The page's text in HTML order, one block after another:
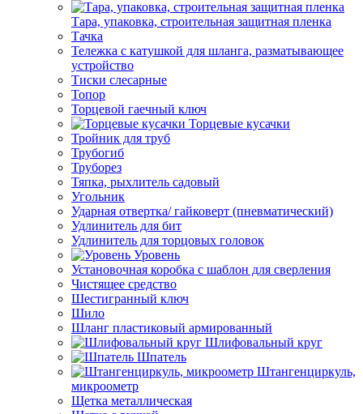
Тара, упаковка, строительная защитная пленка
Тачка
Тележка с катушкой для шланга, разматывающее
устройство
Тиски слесарные
Топор
Торцевой гаечный ключ
Торцевые кусачки
Тройник для труб
Трубогиб
Труборез
Тяпка, рыхлитель садовый
Угольник
Ударная отвертка/ гайковерт (пневматический)
Удлинитель для бит
Удлинитель для торцовых головок
Уровень
Установочная коробка с шаблон для сверления
Чистящее средство
Шестигранный ключ
Шило
Шланг пластиковый армированный
Шлифовальный круг
Шпатель
Штангенциркуль,
микроометр
Щетка металлическая